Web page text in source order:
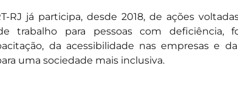
RJ já participa, desde 2018, de ações
trabalho para pessoas com deficiência,
da acessibilidade nas empresas e
uma sociedade mais inclusiva.